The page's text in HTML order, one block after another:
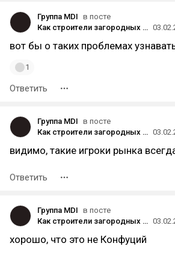
Группа MDI в посте
Как строители загородных домов наживаются на покупателях? 5 распространенных способов «незаметного» обмана
вот бы о таких проблемах
1
Ответить
Группа MDI в посте
Как строители загородных домов наживаются на покупателях? 5 распространенных способов «незаметного» обмана
видимо, такие игроки рынка
Ответить
Группа MDI в посте
Как строители загородных домов наживаются на покупателях? 5 распространенных способов «незаметного» обмана
хорошо, что это не Конфуций